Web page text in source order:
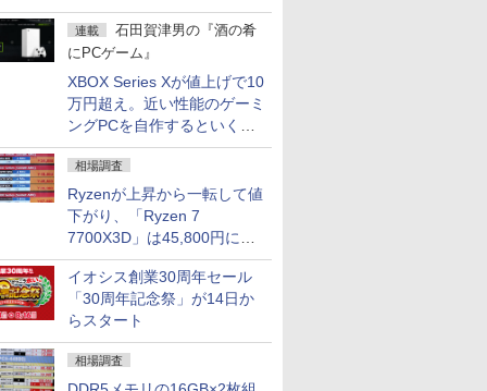
5,940円
連載
石田賀津男の『酒の肴
にPCゲーム』
XBOX Series Xが値上げで10
万円超え。近い性能のゲーミ
ングPCを自作するといくら
になる？
相場調査
Ryzenが上昇から一転して値
下がり、「Ryzen 7
7700X3D」は45,800円に急
落し「Ryzen 7 7800X3D」
との価格逆転解消 [8月前半の
CPU価格]
イオシス創業30周年セール
「30周年記念祭」が14日か
らスタート
相場調査